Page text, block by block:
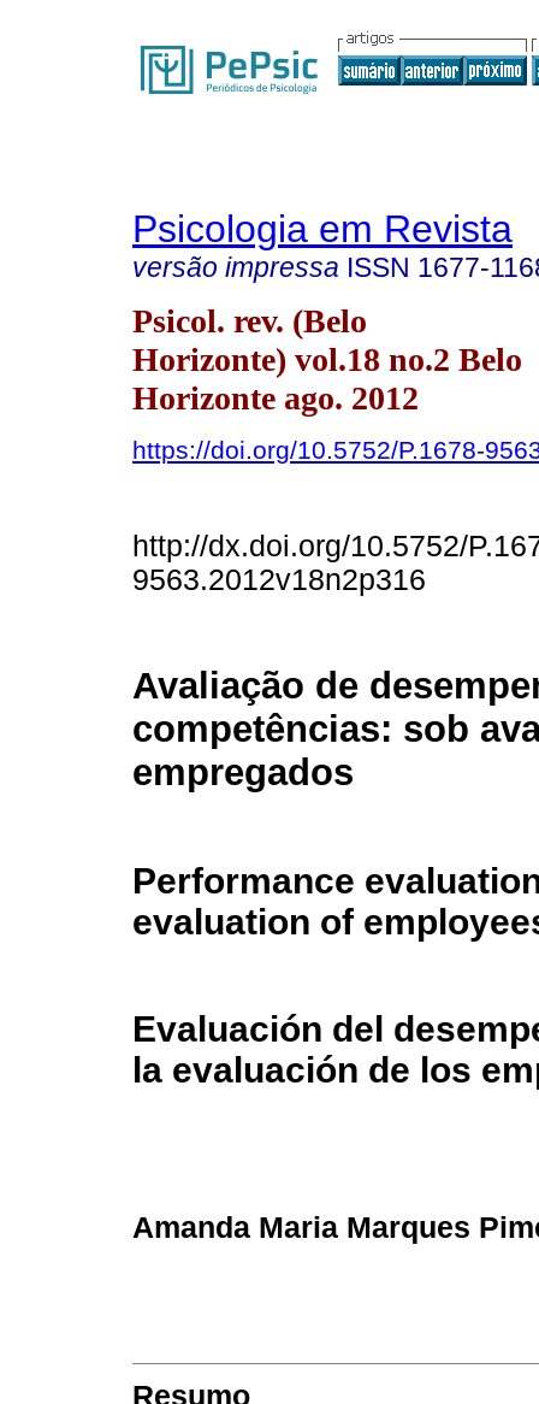
Psicologia em Revista
versão impressa ISSN 1677-
Psicol. rev. (Belo
Horizonte) vol.18 no.2 Belo
Horizonte ago. 2012
https://doi.org/10.5752/P.1678-
http://dx.doi.org/10.5752/
9563.2012v18n2p316
Avaliação de
competências: sob
empregados
Performance
evaluation of
Evaluación del
la evaluación de los
Amanda Maria Marques
Resumo